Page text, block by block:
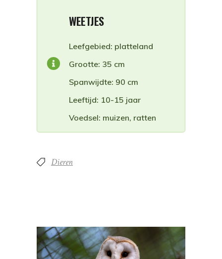
WEETJES
Leefgebied: platteland
Grootte: 35 cm
Spanwijdte: 90 cm
Leeftijd: 10-15 jaar
Voedsel: muizen, ratten
Dieren